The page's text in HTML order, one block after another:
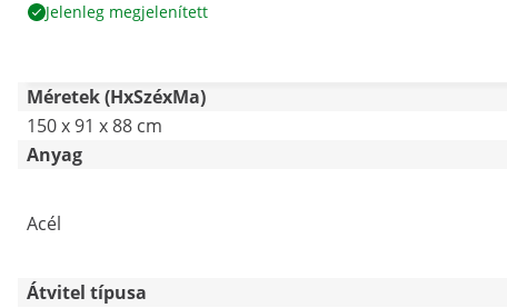
Jelenleg megjelenített
Méretek (HxSzéxMa)
150 x 91 x 88 cm
Anyag
Acél
Átvitel típusa